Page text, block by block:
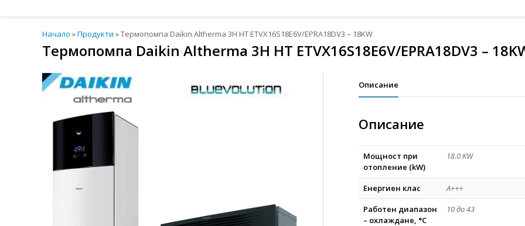
Начало »Продукти »Термопомпа Daikin Altherma 3H HT ETVX16S18E6V/EPRA18DV3 – 18KW
Термопомпа Daikin Altherma 3H HT ETVX16S18E6V/EPRA18DV3 –
Описание
Описание
Мощност при
отопление (kW)
18.0 KW
Енергиен клас
А+++
Работен диапазон
– охлаждане, °C
10 до 43